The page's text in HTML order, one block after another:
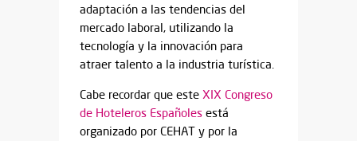
adaptación a las tendencias del
mercado laboral, utilizando la
tecnología y la innovación para
atraer talento a la industria turística.
Cabe recordar que este XIX Congreso
de Hoteleros Españoles está
organizado por CEHAT y por la